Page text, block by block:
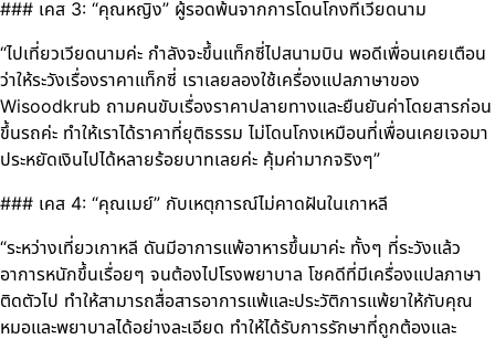
### เคส 3: “คุณหญิง” ผู้รอดพ้นจากการโดนโกงที่เวียดนาม
“ไปเที่ยวเวียดนามค่ะ กำลังจะขึ้นแท็กซี่ไปสนามบิน พอดีเพื่อนเคยเตือน
ว่าให้ระวังเรื่องราคาแท็กซี่ เราเลยลองใช้เครื่องแปลภาษาของ
Wisoodkrub ถามคนขับเรื่องราคาปลายทางและยืนยันค่าโดยสารก่อน
ขึ้นรถค่ะ ทำให้เราได้ราคาที่ยุติธรรม ไม่โดนโกงเหมือนที่เพื่อนเคยเจอมา
ประหยัดเงินไปได้หลายร้อยบาทเลยค่ะ คุ้มค่ามากจริงๆ”
### เคส 4: “คุณเมย์” กับเหตุการณ์ไม่คาดฝันในเกาหลี
“ระหว่างเที่ยวเกาหลี ดันมีอาการแพ้อาหารขึ้นมาค่ะ ทั้งๆ ที่ระวังแล้ว
อาการหนักขึ้นเรื่อยๆ จนต้องไปโรงพยาบาล โชคดีที่มีเครื่องแปลภาษา
ติดตัวไป ทำให้สามารถสื่อสารอาการแพ้และประวัติการแพ้ยาให้กับคุณ
หมอและพยาบาลได้อย่างละเอียด ทำให้ได้รับการรักษาที่ถูกต้องและ